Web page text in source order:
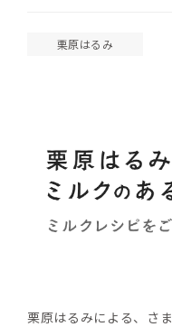
栗原はるみ
栗原はるみによる、さ